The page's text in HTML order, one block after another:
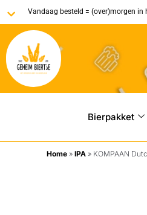
Vandaag besteld = (over)morgen in
Bierpakket
Home »IPA » KOMPAAN